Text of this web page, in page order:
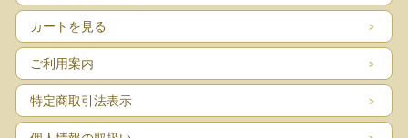
・在庫のある商品はご注
文確認後、営業日２日以
内に発送いたします。
せ下さい。ご希望をかなえら
MAIL：info@art-miyuki.jp
・代金引換/クレジット/
ビニ/銀行振込/郵便振替
がご利用いただけます
カートを見る
ご利用案内
特定商取引法表示